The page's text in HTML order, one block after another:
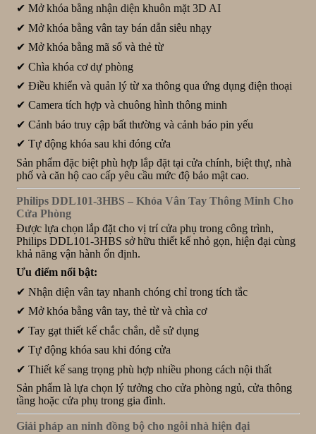
✔ Mở khóa bằng nhận diện khuôn mặt 3D AI
✔ Mở khóa bằng vân tay bán dẫn siêu nhạy
✔ Mở khóa bằng mã số và thẻ từ
✔ Chìa khóa cơ dự phòng
✔ Điều khiển và quản lý từ xa thông qua ứng dụng điện thoại
✔ Camera tích hợp và chuông hình thông minh
✔ Cảnh báo truy cập bất thường và cảnh báo pin yếu
✔ Tự động khóa sau khi đóng cửa
Sản phẩm đặc biệt phù hợp lắp đặt tại cửa chính, biệt thự, nhà
phố và căn hộ cao cấp yêu cầu mức độ bảo mật cao.
Philips DDL101-3HBS – Khóa Vân Tay Thông Minh Cho
Cửa Phòng
Được lựa chọn lắp đặt cho vị trí cửa phụ trong công trình,
Philips DDL101-3HBS sở hữu thiết kế nhỏ gọn, hiện đại cùng
khả năng vận hành ổn định.
Ưu điểm nổi bật:
✔ Nhận diện vân tay nhanh chóng chỉ trong tích tắc
✔ Mở khóa bằng vân tay, thẻ từ và chìa cơ
✔ Tay gạt thiết kế chắc chắn, dễ sử dụng
✔ Tự động khóa sau khi đóng cửa
✔ Thiết kế sang trọng phù hợp nhiều phong cách nội thất
Sản phẩm là lựa chọn lý tưởng cho cửa phòng ngủ, cửa thông
tầng hoặc cửa phụ trong gia đình.
Giải pháp an ninh đồng bộ cho ngôi nhà hiện đại